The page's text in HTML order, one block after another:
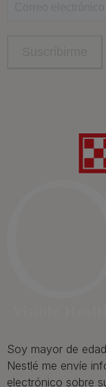
Soy mayor de
Nestlé me envíe
electrónico sobre